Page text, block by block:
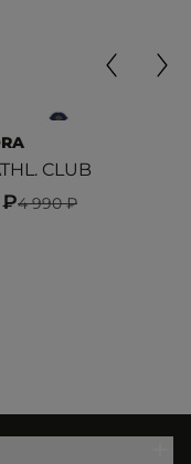
CLUB
4 990 ₽
₽